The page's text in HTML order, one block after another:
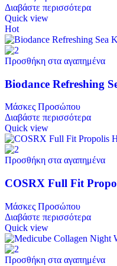
Διαβάστε περισσότερα
Quick view
Hot
Προσθήκη στα αγαπημένα
Biodance Refreshing
Μάσκες Προσώπου
Διαβάστε περισσότερα
Quick view
Προσθήκη στα αγαπημένα
COSRX Full Fit
Μάσκες Προσώπου
Διαβάστε περισσότερα
Quick view
Προσθήκη στα αγαπημένα